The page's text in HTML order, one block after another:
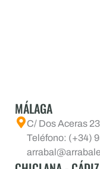
MÁLAGA
C/ Dos Aceras
Teléfono: (+34)